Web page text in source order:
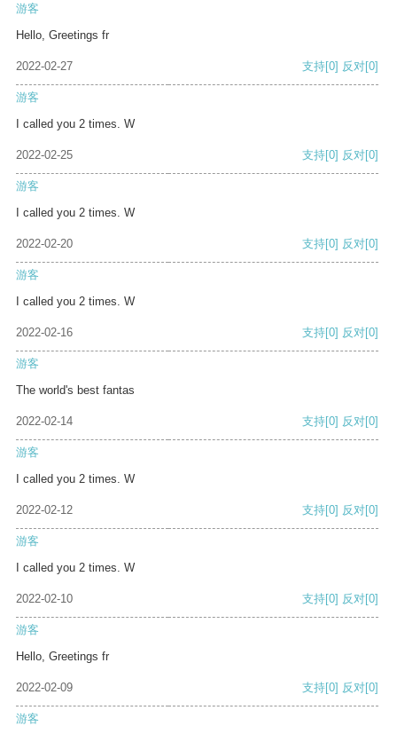
游客
Hello, Greetings fr
2022-02-27 支持[0] 反对[0]
游客
I called you 2 times. W
2022-02-25 支持[0] 反对[0]
游客
I called you 2 times. W
2022-02-20 支持[0] 反对[0]
游客
I called you 2 times. W
2022-02-16 支持[0] 反对[0]
游客
The world's best fantas
2022-02-14 支持[0] 反对[0]
游客
I called you 2 times. W
2022-02-12 支持[0] 反对[0]
游客
I called you 2 times. W
2022-02-10 支持[0] 反对[0]
游客
Hello, Greetings fr
2022-02-09 支持[0] 反对[0]
游客